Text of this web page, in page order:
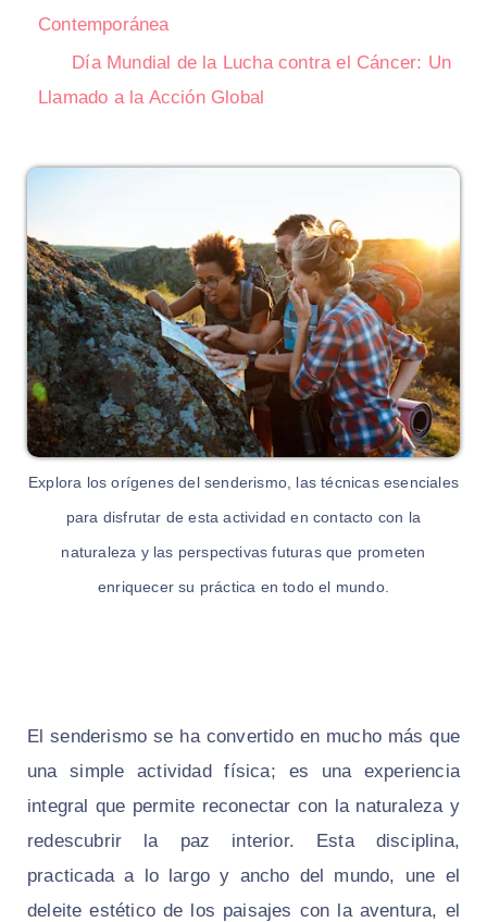
Contemporánea
Día Mundial de la Lucha contra el Cáncer: Un
Llamado a la Acción Global
Explora los orígenes del senderismo, las técnicas esenciales
para disfrutar de esta actividad en contacto con la
naturaleza y las perspectivas futuras que prometen
enriquecer su práctica en todo el mundo.
El senderismo se ha convertido en mucho más que
una simple actividad física; es una experiencia
integral que permite reconectar con la naturaleza y
redescubrir la paz interior. Esta disciplina,
practicada a lo largo y ancho del mundo, une el
deleite estético de los paisajes con la aventura, el